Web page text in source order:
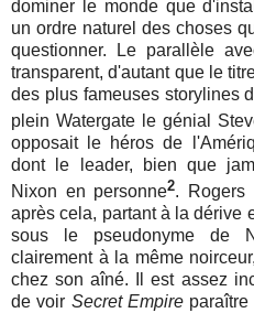
dominer le monde que
un ordre naturel des choses
questionner. Le parallèle
transparent, d'autant que le
des plus fameuses storylines
plein Watergate le génial
opposait le héros de
dont le leader, bien que
Nixon en personne2. Rogers
après cela, partant à la dérive
sous le pseudonyme de
clairement à la même
chez son aîné. Il est assez
de voir Secret Empire